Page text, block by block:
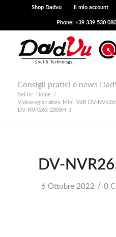
Shop Dadvu Il mio account
Phone: +39 339 530
Consigli pratici e news
Sei in: Home
/
Videoregistratore Mini NVR DV-
DV-NVR265-2008H-3
DV-
6 Ottobre 2022 / 0